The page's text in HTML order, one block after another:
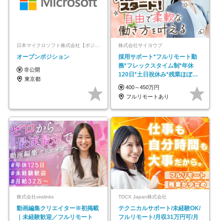
日本マイクロソフト株式会社【ポジションマッチ登録】
オープンポジション
非公開
東京都
株式会社サイヨウブ
採用サポート*フルリモート勤
務*フレックスタイム制*年休
120日*土日祝休み*残業ほぼな
し*育児中社員8割以上
400～450万円
フルリモートあり
株式会社viralinks
動画編集クリエイター※初掲載
｜未経験歓迎／フルリモート
TDCX Japan株式会社
テクニカルサポート/未経験OK/
フルリモート/月収31万円可/月